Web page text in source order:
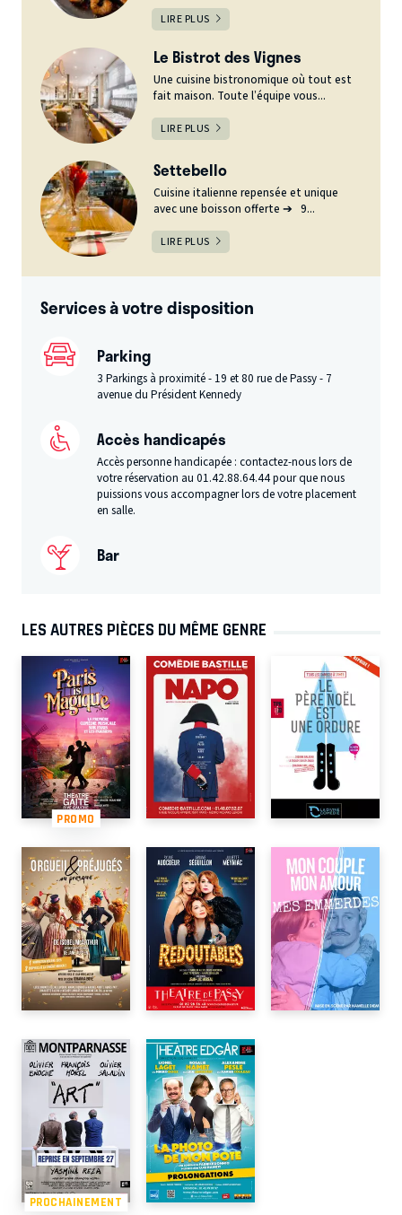
LIRE PLUS
Le Bistrot des Vignes
Une cuisine bistronomique où tout est
fait maison. Toute l’équipe vous...
LIRE PLUS
Settebello
Cuisine italienne repensée et unique
avec une boisson offerte ➔ 9...
LIRE PLUS
Services à votre disposition
Parking
3 Parkings à proximité - 19 et 80 rue de Passy - 7
avenue du Président Kennedy
Accès handicapés
Accès personne handicapée : contactez-nous lors de
votre réservation au 01.42.88.64.44 pour que nous
puissions vous accompagner lors de votre placement
en salle.
Bar
LES AUTRES PIÈCES DU MÊME GENRE
PROMO
PROCHAINEMENT